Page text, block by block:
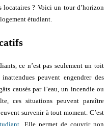
locataires ? Voici un tour d’horizon
étudiant.
ce n’est pas seulement un toit
peuvent engendrer des
causés par l’eau, un incendie ou
ces situations peuvent paraître
survenir à tout moment. C’est
. Elle permet de couvrir non